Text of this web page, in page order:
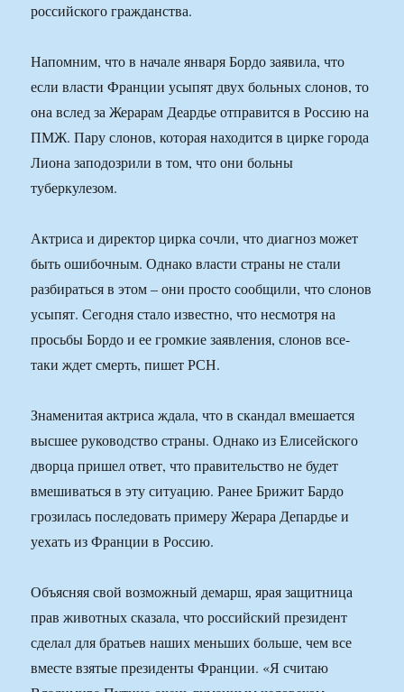
российского гражданства.
Напомним, что в начале января Бордо заявила, что
если власти Франции усыпят двух больных слонов, то
она вслед за Жерарам Деардье отправится в Россию на
ПМЖ. Пару слонов, которая находится в цирке города
Лиона заподозрили в том, что они больны
туберкулезом.
Актриса и директор цирка сочли, что диагноз может
быть ошибочным. Однако власти страны не стали
разбираться в этом – они просто сообщили, что слонов
усыпят. Сегодня стало известно, что несмотря на
просьбы Бордо и ее громкие заявления, слонов все-
таки ждет смерть, пишет РСН.
Знаменитая актриса ждала, что в скандал вмешается
высшее руководство страны. Однако из Елисейского
дворца пришел ответ, что правительство не будет
вмешиваться в эту ситуацию. Ранее Брижит Бардо
грозилась последовать примеру Жерара Депардье и
уехать из Франции в Россию.
Объясняя свой возможный демарш, ярая защитница
прав животных сказала, что российский президент
сделал для братьев наших меньших больше, чем все
вместе взятые президенты Франции. «Я считаю